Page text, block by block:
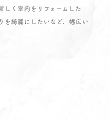
しく室内をリフォームした
を綺麗にしたいなど、幅広い